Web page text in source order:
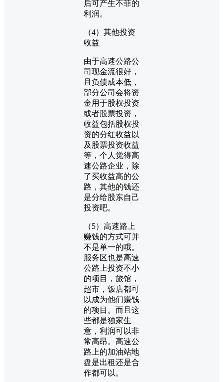
后可产生不菲的
利润。
（4）其他投资
收益
由于高速公路公
司现金流很好，
且负债成本低，
部分公司会将资
金用于股权投资
或者股票投资，
收益包括股权投
资的分红收益以
及股票投资收益
等，个人觉得高
速公路企业，除
了买收益高的公
路，其他的钱还
是分给股东自己
投资吧。
（5）高速路上
赚钱的方式可并
不是单一的哦。
服务区也是高速
公路上投资不小
的项目，旅馆，
超市，饭店都可
以成为他们赚钱
的项目。而且这
些都是独家生
意，利润可以非
常高昂。高速公
路上的加油站地
盘是出租还是合
作都可以。